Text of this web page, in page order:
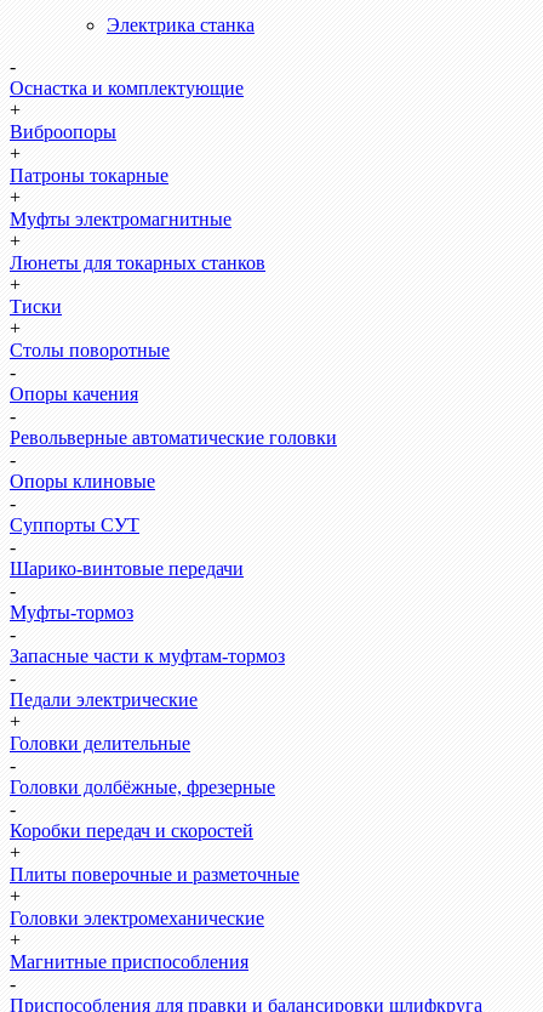
Электрика станка
-
Оснастка и комплектующие
+
Виброопоры
+
Патроны токарные
+
Муфты электромагнитные
+
Люнеты для токарных станков
+
Тиски
+
Столы поворотные
-
Опоры качения
-
Револьверные автоматические головки
-
Опоры клиновые
-
Суппорты СУТ
-
Шарико-винтовые передачи
-
Муфты-тормоз
-
Запасные части к муфтам-тормоз
-
Педали электрические
+
Головки делительные
-
Головки долбёжные, фрезерные
-
Коробки передач и скоростей
+
Плиты поверочные и разметочные
+
Головки электромеханические
+
Магнитные приспособления
-
Приспособления для правки и балансировки шлифкруга